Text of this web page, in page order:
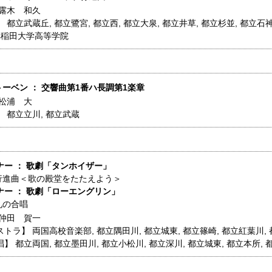
木 和久
都立武蔵丘 都立鷺宮, 都立西, 都立大泉 都立井草, 都立杉並 都立石
田大学高等学院
ベン ： 交響曲第1番ハ長調第1楽章
浦 大
都立立川 都立武蔵
ー ： 歌劇「タンホイザー」
進曲＜歌の殿堂をたたえよう＞
ー ： 歌劇「ローエングリン」
の合唱
田 賀一
トラ】 両国高校音楽部, 都立隅田川 都立城東 都立篠崎, 都立紅葉川
】 都立両国 都立墨田川 都立小松川 都立深川 都立城東 都立本所,